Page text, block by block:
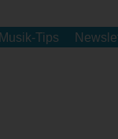
Musik-Tips